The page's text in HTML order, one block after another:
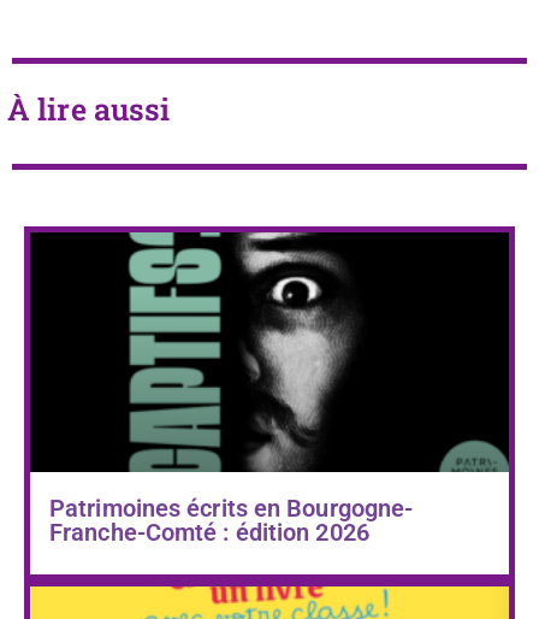
À lire aussi
Patrimoines écrits en Bourgogne-
Franche-Comté : édition 2026